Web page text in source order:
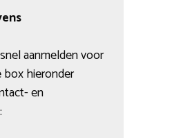
aanmelden voor
box hieronder
en